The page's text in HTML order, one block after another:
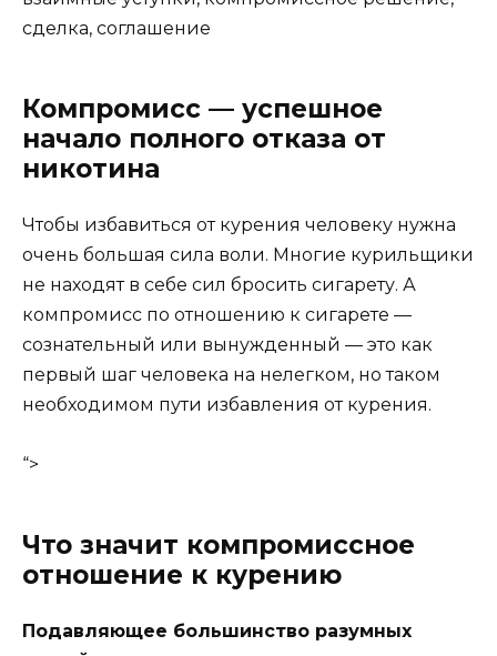
сделка, соглашение
Компромисс — успешное
начало полного отказа от
никотина
Чтобы избавиться от курения человеку нужна
очень большая сила воли. Многие курильщики
не находят в себе сил бросить сигарету. А
компромисс по отношению к сигарете —
сознательный или вынужденный — это как
первый шаг человека на нелегком, но таком
необходимом пути избавления от курения.
“>
Что значит компромиссное
отношение к курению
Подавляющее большинство разумных